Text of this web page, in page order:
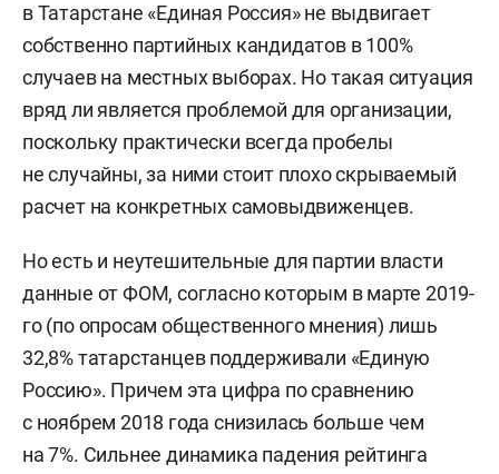
в Татарстане «Единая Россия» не выдвигает
собственно партийных кандидатов в 100%
случаев на местных выборах. Но такая ситуация
вряд ли является проблемой для организации,
поскольку практически всегда пробелы
не случайны, за ними стоит плохо скрываемый
расчет на конкретных самовыдвиженцев.
Но есть и неутешительные для партии власти
данные от ФОМ, согласно которым в марте 2019-
го (по опросам общественного мнения) лишь
32,8% татарстанцев поддерживали «Единую
Россию». Причем эта цифра по сравнению
с ноябрем 2018 года снизилась больше чем
на 7%. Сильнее динамика падения рейтинга